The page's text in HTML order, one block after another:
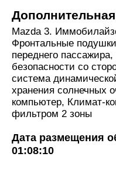
Mazda 3.
Фронтальные
переднего
безопасности со
система
хранения солнечных
компьютер, Климат-
фильтром 2 зоны
Дата размещения
01:08:10